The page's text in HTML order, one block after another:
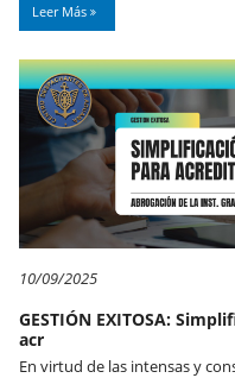
Leer Más
10/09/2025
GESTIÓN EXITOSA:
acr
En virtud de las intensas y